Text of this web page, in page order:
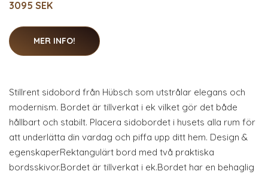
3095 SEK
MER INFO!
Stillrent sidobord från Hübsch som utstrålar elegans och
modernism. Bordet är tillverkat i ek vilket gör det både
hållbart och stabilt. Placera sidobordet i husets alla rum för
att underlätta din vardag och piffa upp ditt hem. Design &
egenskaperRektangulärt bord med två praktiska
bordsskivor.Bordet är tillverkat i ek.Bordet har en behaglig